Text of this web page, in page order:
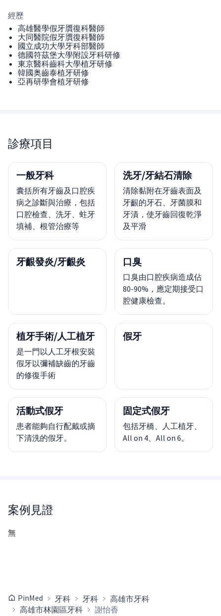
經歷
高雄醫學假牙贋復科醫師
大同醫院假牙贋復科醫師
國立成功大學牙科部醫師
德國符茲堡大學附設牙科研修
東京醫科齒科大學植牙研修
韓國奥齒泰植牙研修
亞再研學會植牙研修
診療項目
一般牙科
囊括所有牙齒及口腔疾
病之診斷與治療，包括
口腔檢查、洗牙、蛀牙
填補、根管治療等
洗牙/牙結石清除
清除黏附在牙齒表面及
牙齦的牙石、牙菌膜和
牙漬，使牙齒回復乾淨
及平滑
牙齦發炎/牙齦炎 口臭
口臭由口腔疾病造成佔
80-90%，應定期接受口
腔健康檢查。
植牙手術/人工植牙
是一門以人工牙根安裝
假牙以彌補缺齒的牙齒
的修復手術
假牙
活動式假牙
患者能夠自行配戴或摘
下清洗的假牙。
固定式假牙
包括牙橋、人工植牙、
All on 4、All on 6。
案例見證
無
PinMed 牙科 牙科
高雄市牙科
高雄市林園區牙科
謝怡香